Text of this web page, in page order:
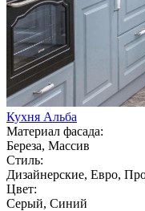
Кухня Альба
Материал фасада:
Береза, Массив
Стиль:
Дизайнерские, Евро,
Цвет:
Серый, Синий